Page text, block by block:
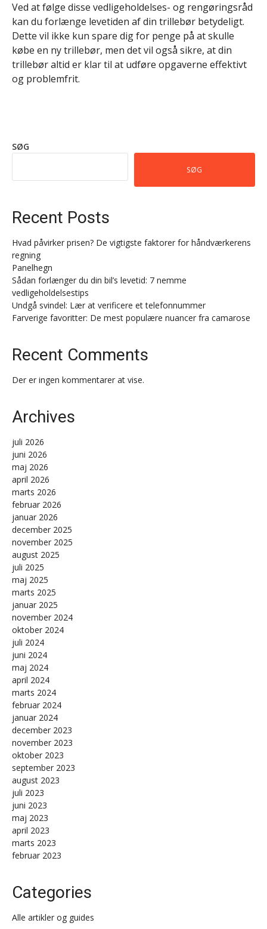
Ved at følge disse vedligeholdelses- og rengøringsråd
kan du forlænge levetiden af din trillebør betydeligt.
Dette vil ikke kun spare dig for penge på at skulle
købe en ny trillebør, men det vil også sikre, at din
trillebør altid er klar til at udføre opgaverne effektivt
og problemfrit.
SØG
SØG
Recent Posts
Hvad påvirker prisen? De vigtigste faktorer for håndværkerens
regning
Panelhegn
Sådan forlænger du din bil’s levetid: 7 nemme
vedligeholdelsestips
Undgå svindel: Lær at verificere et telefonnummer
Farverige favoritter: De mest populære nuancer fra camarose
Recent Comments
Der er ingen kommentarer at vise.
Archives
juli 2026
juni 2026
maj 2026
april 2026
marts 2026
februar 2026
januar 2026
december 2025
november 2025
august 2025
juli 2025
maj 2025
marts 2025
januar 2025
november 2024
oktober 2024
juli 2024
juni 2024
maj 2024
april 2024
marts 2024
februar 2024
januar 2024
december 2023
november 2023
oktober 2023
september 2023
august 2023
juli 2023
juni 2023
maj 2023
april 2023
marts 2023
februar 2023
Categories
Alle artikler og guides